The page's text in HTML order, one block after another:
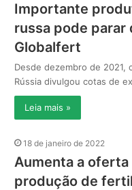
Importante
russa pode parar
Globalfert
Desde dezembro de 2021,
Rússia divulgou cotas de
Leia mais »
18 de janeiro de 2022
Aumenta a
produção de